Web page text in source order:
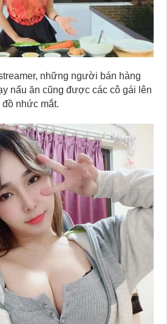
những người bán hàng
nấu ăn cũng được các cô gái lên
đồ nhức mắt.